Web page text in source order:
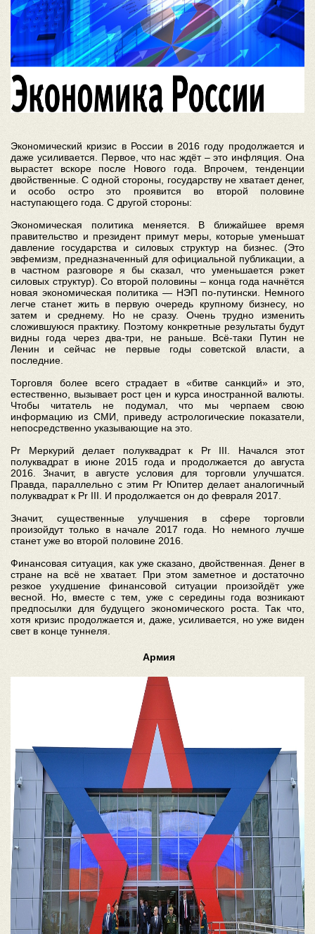
Экономический кризис в России в 2016 году продолжается и
даже усиливается. Первое, что нас ждёт – это инфляция. Она
вырастет вскоре после Нового года. Впрочем, тенденции
двойственные. С одной стороны, государству не хватает денег,
и особо остро это проявится во второй половине
наступающего года. С другой стороны:
Экономическая политика меняется. В ближайшее время
правительство и президент примут меры, которые уменьшат
давление государства и силовых структур на бизнес. (Это
эвфемизм, предназначенный для официальной публикации, а
в частном разговоре я бы сказал, что уменьшается рэкет
силовых структур). Со второй половины – конца года начнётся
новая экономическая политика — НЭП по-путински. Немного
легче станет жить в первую очередь крупному бизнесу, но
затем и среднему. Но не сразу. Очень трудно изменить
сложившуюся практику. Поэтому конкретные результаты будут
видны года через два-три, не раньше. Всё-таки Путин не
Ленин и сейчас не первые годы советской власти, а
последние.
Торговля более всего страдает в «битве санкций» и это,
естественно, вызывает рост цен и курса иностранной валюты.
Чтобы читатель не подумал, что мы черпаем свою
информацию из СМИ, приведу астрологические показатели,
непосредственно указывающие на это.
Pr Меркурий делает полуквадрат к Pr III. Начался этот
полуквадрат в июне 2015 года и продолжается до августа
2016. Значит, в августе условия для торговли улучшатся.
Правда, параллельно с этим Pr Юпитер делает аналогичный
полуквадрат к Pr III. И продолжается он до февраля 2017.
Значит, существенные улучшения в сфере торговли
произойдут только в начале 2017 года. Но немного лучше
станет уже во второй половине 2016.
Финансовая ситуация, как уже сказано, двойственная. Денег в
стране на всё не хватает. При этом заметное и достаточно
резкое ухудшение финансовой ситуации произойдёт уже
весной. Но, вместе с тем, уже с середины года возникают
предпосылки для будущего экономического роста. Так что,
хотя кризис продолжается и, даже, усиливается, но уже виден
свет в конце туннеля.
Армия